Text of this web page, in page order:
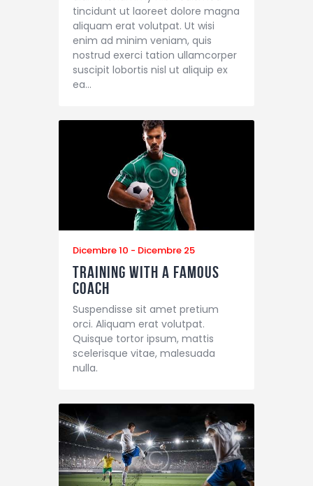
tincidunt ut laoreet dolore magna
aliquam erat volutpat. Ut wisi
enim ad minim veniam, quis
nostrud exerci tation ullamcorper
suscipit lobortis nisl ut aliquip ex
ea…
Dicembre 10 - Dicembre 25
Training with a Famous
Coach
Suspendisse sit amet pretium
orci. Aliquam erat volutpat.
Quisque tortor ipsum, mattis
scelerisque vitae, malesuada
nulla.